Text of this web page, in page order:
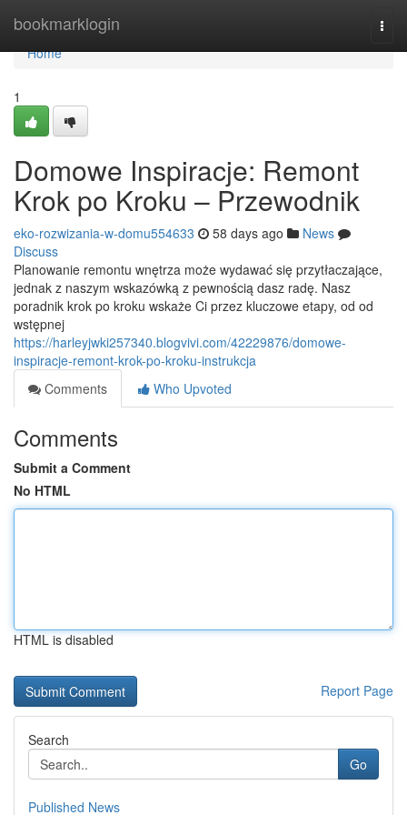
bookmarklogin
Home
Home
1
Domowe Inspiracje: Remont
Krok po Kroku – Przewodnik
eko-rozwizania-w-domu554633 58 days ago
News
Discuss
Planowanie remontu wnętrza może wydawać się przytłaczające,
jednak z naszym wskazówką z pewnością dasz radę. Nasz
poradnik krok po kroku wskaże Ci przez kluczowe etapy, od od
wstępnej
https://harleyjwki257340.blogvivi.com/42229876/domowe-
inspiracje-remont-krok-po-kroku-instrukcja
Comments
Who Upvoted
Comments
Submit a Comment
No HTML
HTML is disabled
Report Page
Search
Go
Published News